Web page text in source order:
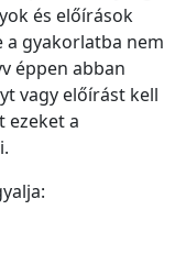
és előírások
a gyakorlatba nem
éppen abban
vagy előírást kell
ezeket a